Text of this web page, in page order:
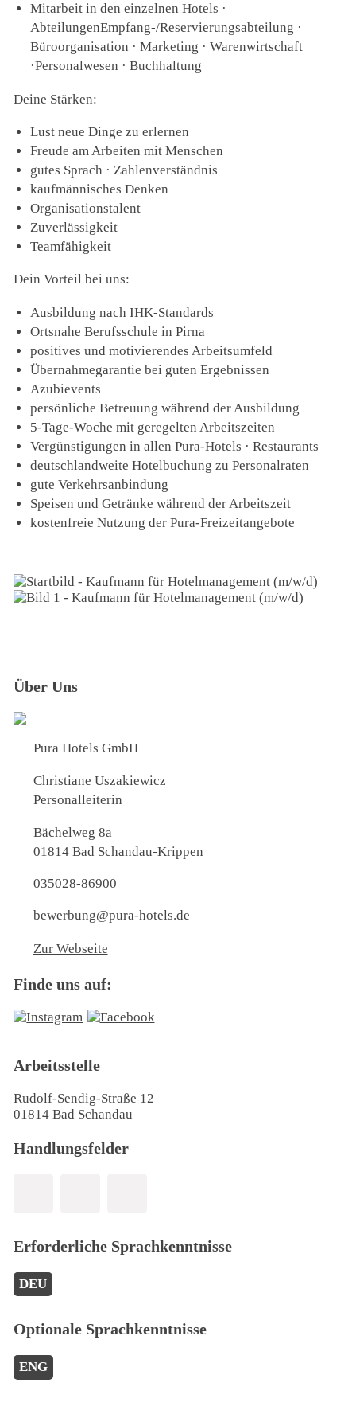
Mitarbeit in den einzelnen Hotels ·
AbteilungenEmpfang-/Reservierungsabteilung ·
Büroorganisation · Marketing · Warenwirtschaft
·Personalwesen · Buchhaltung
Deine Stärken:
Lust neue Dinge zu erlernen
Freude am Arbeiten mit Menschen
gutes Sprach · Zahlenverständnis
kaufmännisches Denken
Organisationstalent
Zuverlässigkeit
Teamfähigkeit
Dein Vorteil bei uns:
Ausbildung nach IHK-Standards
Ortsnahe Berufsschule in Pirna
positives und motivierendes Arbeitsumfeld
Übernahmegarantie bei guten Ergebnissen
Azubievents
persönliche Betreuung während der Ausbildung
5-Tage-Woche mit geregelten Arbeitszeiten
Vergünstigungen in allen Pura-Hotels · Restaurants
deutschlandweite Hotelbuchung zu Personalraten
gute Verkehrsanbindung
Speisen und Getränke während der Arbeitszeit
kostenfreie Nutzung der Pura-Freizeitangebote
Über Uns
Pura Hotels GmbH
Christiane Uszakiewicz
Personalleiterin
Bächelweg 8a
01814 Bad Schandau-Krippen
035028-86900
bewerbung@pura-hotels.de
Zur Webseite
Finde uns auf:
Arbeitsstelle
Rudolf-Sendig-Straße 12
01814 Bad Schandau
Handlungsfelder
Erforderliche Sprachkenntnisse
DEU
Optionale Sprachkenntnisse
ENG